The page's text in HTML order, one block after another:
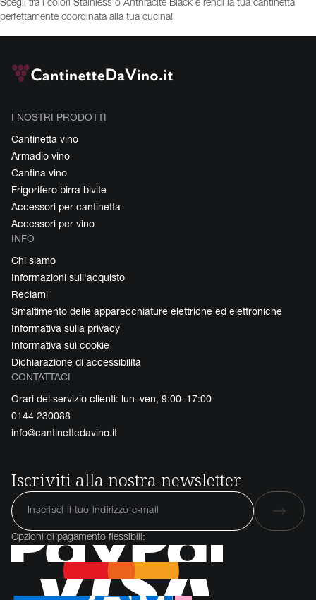
Scegli tra i colori Stainless o Anthracite Black e rendi la tua cantinetta
perfettamente coordinata alla tua cucina!
I NOSTRI PRODOTTI
Cantinetta vino
Armadio vino
Cantina vino
Frigorifero birra bivite
Accessori per cantinetta
Accessori per vino
INFO
Chi siamo
Informazioni sull'acquisto
Reclami
Smaltimento delle apparecchiature elettriche ed elettroniche
Informativa sulla privacy
Informativa sui cookie
Dichiarazione di accessibilità
CONTATTACI
Orari del servizio clienti: lun–ven, 9:00–17:00
0144 230088
info@cantinettedavino.it
Iscriviti alla nostra newsletter
Opzioni di pagamento flessibili: